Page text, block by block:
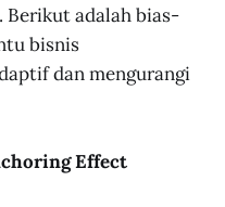
Berikut adalah bias-
bisnis
dan mengurangi
Effect